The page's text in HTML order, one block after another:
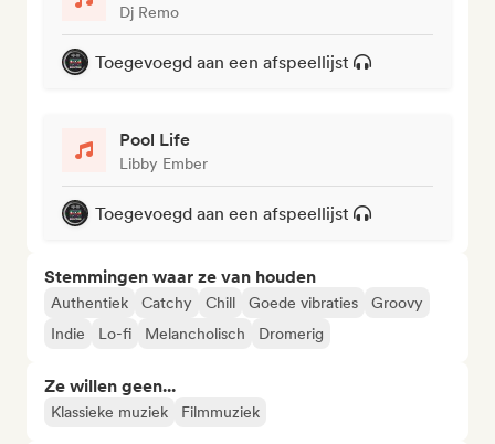
Dj Remo
Toegevoegd aan een afspeellijst
Pool Life
Libby Ember
Toegevoegd aan een afspeellijst
Stemmingen waar ze van houden
Authentiek Catchy Chill Goede vibraties
Groovy
Indie
Lo-fi Melancholisch Dromerig
Ze willen geen...
Klassieke muziek Filmmuziek